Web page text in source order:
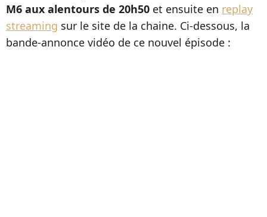
M6 aux alentours de 20h50 et ensuite en replay
streaming sur le site de la chaine. Ci-dessous, la
bande-annonce vidéo de ce nouvel épisode :